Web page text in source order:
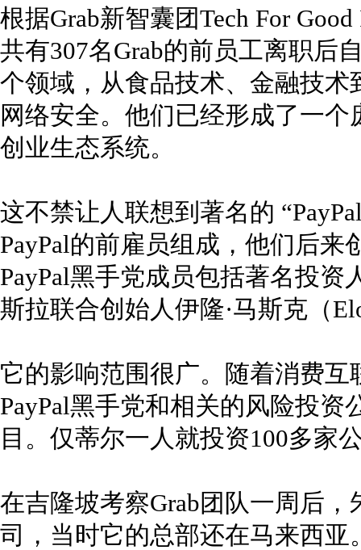
根据Grab新智囊团Tech For
共有307名Grab的前员工离职后
个领域，从食品技术、金融技
网络安全。他们已经形成了一
创业生态系统。
这不禁让人联想到著名的
PayPal的前雇员组成，他们后
PayPal黑手党成员包括著名投资
斯拉联合创始人伊隆·马斯克（
它的影响范围很广。随着消费
PayPal黑手党和相关的风险投
目。仅蒂尔一人就投资100多家
在吉隆坡考察Grab团队一周后
司，当时它的总部还在马来西